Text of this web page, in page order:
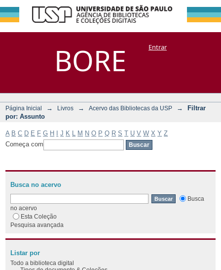
BORE
Filtrar por:
Assunto
DSpace/Manakin + CoriscoEntrar
Página Inicial → Livros → Acervo das Bibliotecas da USP →
Filtrar
por: Assunto
A B C D E F G H J K M N O P Q R S T U V W X Y Z
Começa com
Busca no acervo
Busca
no acervo
Esta Coleção
Pesquisa avançada
Listar por
Todo a biblioteca digital